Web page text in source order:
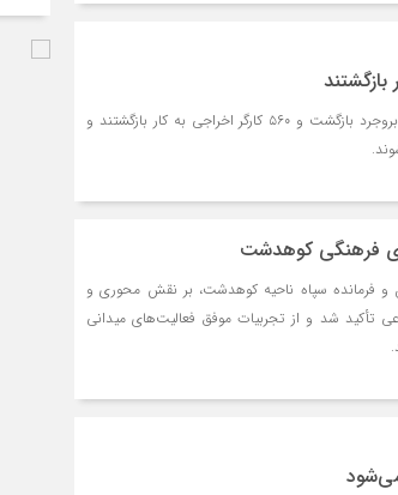
با رفع بخشی از مشکلات، امید به صنعت نساجی بروجرد بازگشت و ۵۶۰ کارگر اخراجی به کار بازگشتند و
فرهنگی کوهدشت
فرمانده سپاه ناحیه کوهدشت، بر نقش محوری و
تأکید شد و از تجربیات موفق فعالیت‌های میدانی